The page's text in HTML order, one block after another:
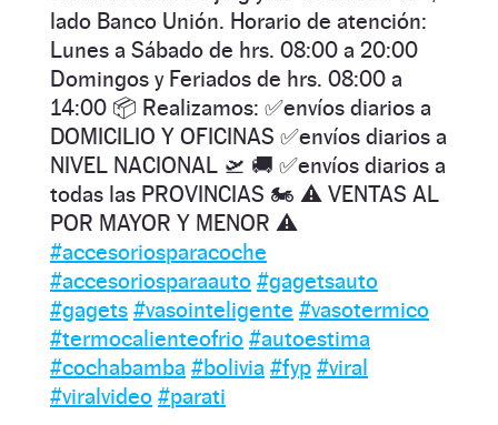
lado Banco Unión. Horario de atención:
Lunes a Sábado de hrs. 08:00 a 20:00
Domingos y Feriados de hrs. 08:00 a
14:00 📦 Realizamos: ✅envíos diarios a
DOMICILIO Y OFICINAS ✅envíos diarios a
NIVEL NACIONAL 🛫 🚚 ✅envíos diarios a
todas las PROVINCIAS 🏍️ ⚠️ VENTAS AL
POR MAYOR Y MENOR ⚠️
#accesoriosparacoche
#accesoriosparaauto #gagetsauto
#gagets #vasointeligente #vasotermico
#termocalienteofrio #autoestima
#cochabamba #bolivia #fyp #viral
#viralvideo #parati